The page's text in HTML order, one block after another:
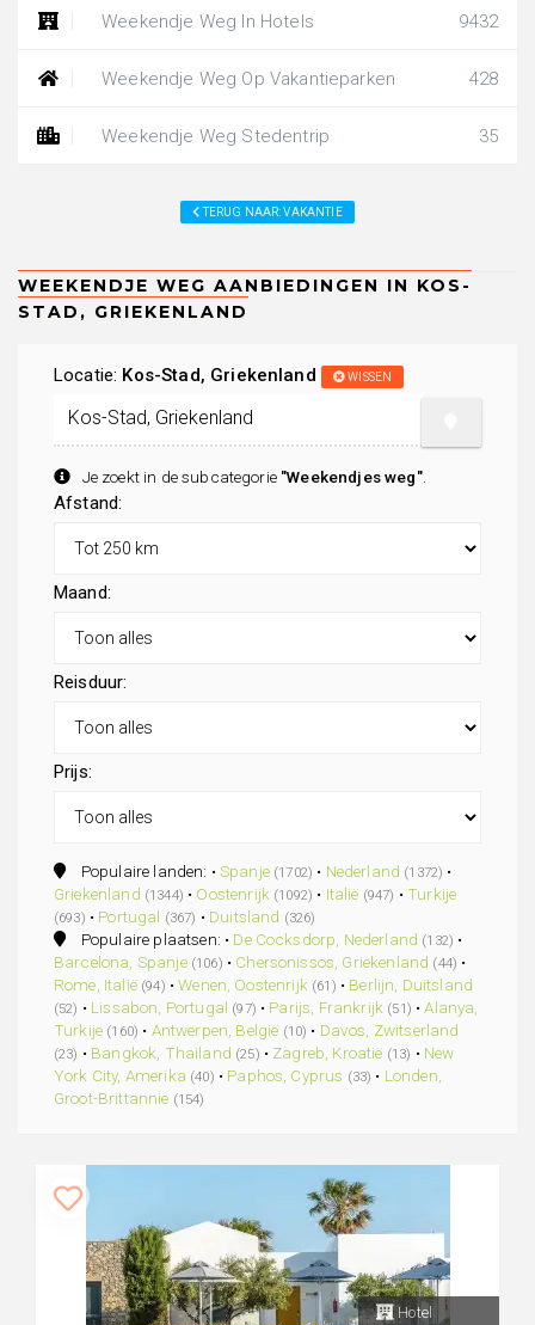
Weekendje Weg In Hotels 9432
Weekendje Weg Op Vakantieparken 428
Weekendje Weg Stedentrip 35
TERUG NAAR: VAKANTIE
Locatie: Kos-Stad, Griekenland WISSEN
Je zoekt in de subcategorie "Weekendjes weg".
Afstand:
Maand:
Reisduur:
Prijs:
Populaire landen: •Spanje (1702) • Nederland (1372) •
Griekenland (1344) • Oostenrijk (1092) • Italië (947) • Turkije
(693) • Portugal (367) • Duitsland (326)
Populaire plaatsen: • De Cocksdorp, Nederland (132) •
Barcelona, Spanje (106) • Chersonissos, Griekenland (44) •
Rome, Italië (94) •Wenen, Oostenrijk (61) • Berlijn, Duitsland
(52) • Lissabon, Portugal (97) • Parijs, Frankrijk (51) •Alanya,
Turkije (160) • Antwerpen, België (10) • Davos, Zwitserland
(23) • Bangkok, Thailand (25) • Zagreb, Kroatië (13) • New
York City, Amerika (40) • Paphos, Cyprus (33) • Londen,
Groot-Brittannie (154)
Hotel